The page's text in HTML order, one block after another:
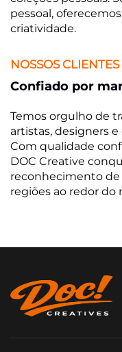
pessoal,
criatividade.
NOSSOS CLIENTES
Confiado por
Temos orgulho de
artistas, designers
Com qualidade
DOC Creative
reconhecimento de
regiões ao redor do